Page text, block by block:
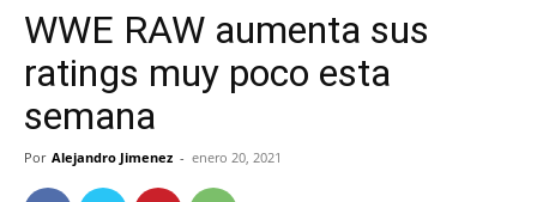
WWE RAW aumenta sus
ratings muy poco esta
semana
Por Alejandro Jimenez - enero 20, 2021